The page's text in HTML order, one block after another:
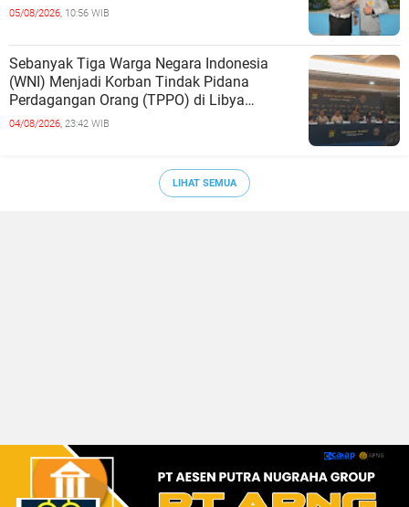
05/08/2026, 10:56 WIB
Sebanyak Tiga Warga Negara Indonesia
(WNI) Menjadi Korban Tindak Pidana
Perdagangan Orang (TPPO) di Libya
Berhasil Dipulangkan Ke - Indonesia. Mereka
04/08/2026, 23:42 WIB
LIHAT SEMUA